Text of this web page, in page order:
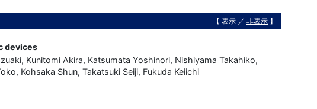
【 表示 ／ 非表示 】
devices
Kunitomi Akira, Katsumata Yoshinori, Nishiyama Takahiko,
Kohsaka Shun, Takatsuki Seiji, Fukuda Keiichi